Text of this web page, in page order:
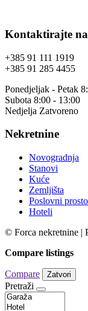
Kontaktirajte
+385 91 111 1919
+385 91 285 4455
Ponedjeljak - Petak
Subota 8:00 - 13:00
Nedjelja Zatvoreno
Nekretnine
Novogradnja
Stanovi
Kuće
Zemljišta
Poslovni
Hoteli
© Forca nekretnine |
Compare listings
Compare Zatvori
Pretraži